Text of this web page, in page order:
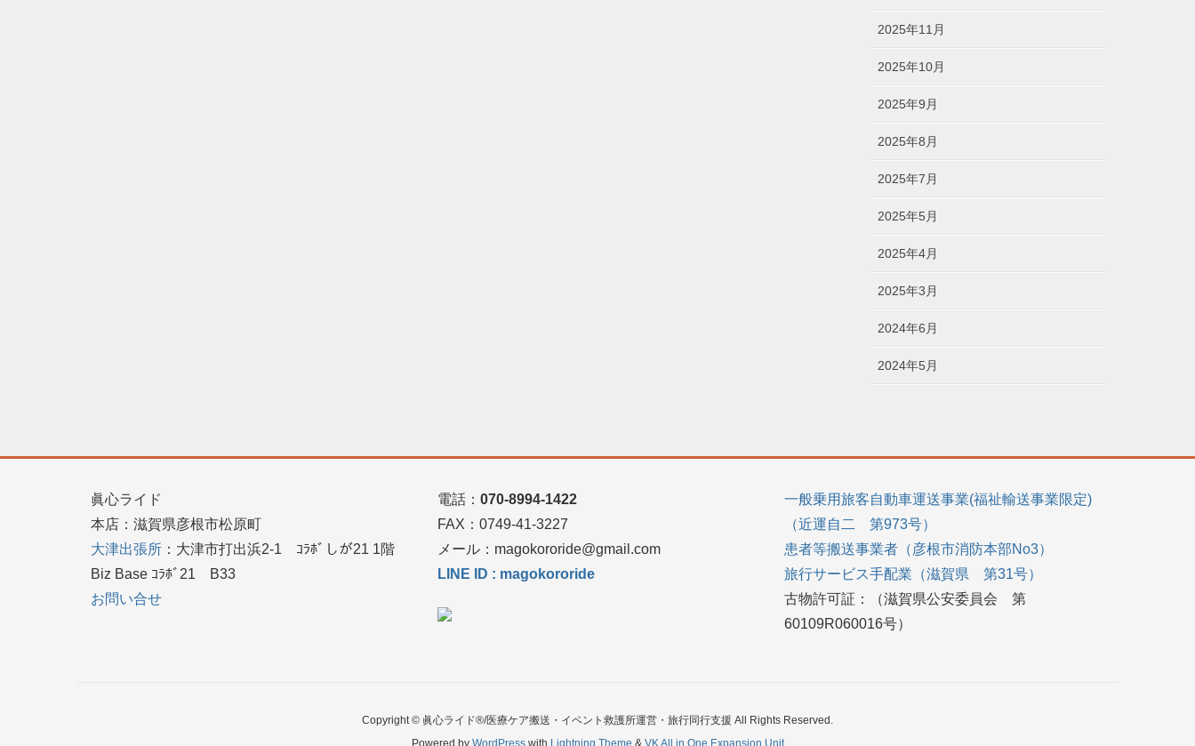
2025年11月
2025年10月
2025年9月
2025年8月
2025年7月
2025年5月
2025年4月
2025年3月
2024年6月
2024年5月
眞心ライド
本店：滋賀県彦根市松原町
大津出張所 ：大津市打出浜2-1 ｺﾗﾎﾞしが21 1階
Biz Base ｺﾗﾎﾞ21 B33
お問い合せ
電話： 070-8994-1422
FAX：0749‐41-3227
メール：magokororide@gmail.com
LINE ID : magokororide
一般乗用旅客自動車運送事業(福祉輸送事業限定)
（近運自二 第973号）
患者等搬送事業者（彦根市消防本部No3）
旅行サービス手配業（滋賀県 第31号）
古物許可証：（滋賀県公安委員会 第
60109R060016号）
Copyright © 眞心ライド®/医療ケア搬送・イベント救護所運営・旅行同行支援 All Rights Reserved.
Powered by WordPresswith Lightning Theme & VK All in One Expansion Unit